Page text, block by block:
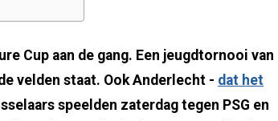
Cup aan de gang. Een jeugdtornooi van
velden staat. Ook Anderlecht - dat het
speelden zaterdag tegen PSG en